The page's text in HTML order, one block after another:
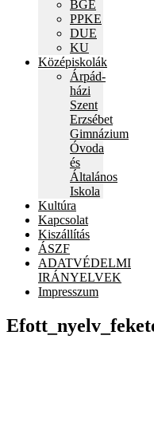
BGE
PPKE
DUE
KU
Középiskolák
Árpád-
házi
Szent
Erzsébet
Gimnázium
Óvoda
és
Általános
Iskola
Kultúra
Kapcsolat
Kiszállítás
ÁSZF
ADATVÉDELMI
IRÁNYELVEK
Impresszum